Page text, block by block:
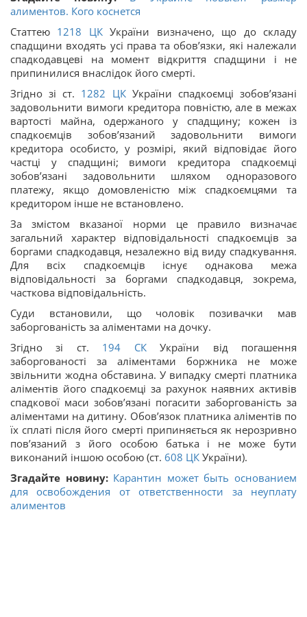
алиментов. Кого коснется
Статтею 1218 ЦКУкраїни визначено, що до складу
спадщини входять усі права та обов’язки, які належали
спадкодавцеві на момент відкриття спадщини і не
припинилися внаслідок його смерті.
Згідно зі ст. 1282 ЦКУкраїни спадкоємці зобов’язані
задовольнити вимоги кредитора повністю, але в межах
вартості майна, одержаного у спадщину; кожен із
спадкоємців зобов’язаний задовольнити вимоги
кредитора особисто, у розмірі, який відповідає його
частці у спадщині; вимоги кредитора спадкоємці
зобов’язані задовольнити шляхом одноразового
платежу, якщо домовленістю між спадкоємцями та
кредитором інше не встановлено.
За змістом вказаної норми це правило визначає
загальний характер відповідальності спадкоємців за
боргами спадкодавця, незалежно від виду спадкування.
Для всіх спадкоємців існує однакова межа
відповідальності за боргами спадкодавця, зокрема,
часткова відповідальність.
Суди встановили, що чоловік позивачки мав
заборгованість за аліментами на дочку.
Згідно зі ст. 194 СКУкраїни від погашення
заборгованості за аліментами боржника не може
звільнити жодна обставина. У випадку смерті платника
аліментів його спадкоємці за рахунок наявних активів
спадкової маси зобов’язані погасити заборгованість за
аліментами на дитину. Обов’язок платника аліментів по
їх сплаті після його смерті припиняється як нерозривно
пов’язаний з його особою батька і не може бути
виконаний іншою особою (ст. 608 ЦК України).
Згадайте новину: Карантин может быть основанием
для освобождения от ответственности за неуплату
алиментов